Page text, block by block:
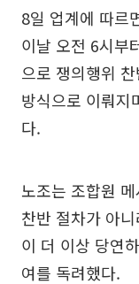
8일 업계에 따르
이날 오전 6시부
으로 쟁의행위
방식으로 이뤄지
다.
노조는 조합원
찬반 절차가 아
이 더 이상 당연
여를 독려했다.